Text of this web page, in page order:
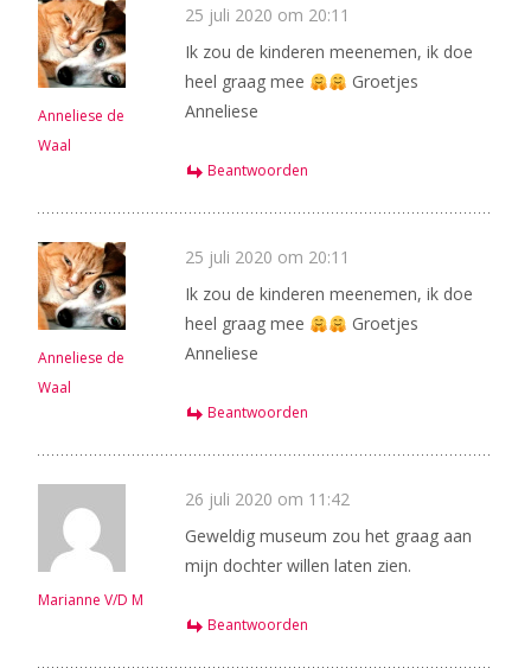
Anneliese de
Waal
25 juli 2020 om 20:11
Ik zou de kinderen meenemen, ik doe
heel graag mee
Groetjes
Anneliese
Beantwoorden
Anneliese de
Waal
25 juli 2020 om 20:11
Ik zou de kinderen meenemen, ik doe
heel graag mee
Groetjes
Anneliese
Beantwoorden
Marianne V/D M
26 juli 2020 om 11:42
Geweldig museum zou het graag aan
mijn dochter willen laten zien.
Beantwoorden